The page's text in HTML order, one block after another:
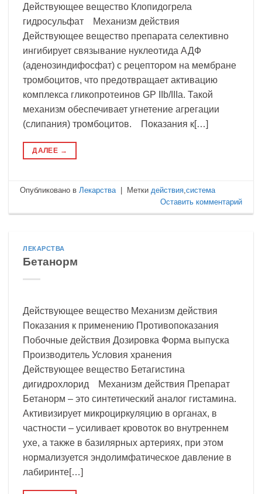
Действующее вещество Клопидогрела
гидросульфат Механизм действия
Действующее вещество препарата селективно
ингибирует связывание нуклеотида АДФ
(аденозиндифосфат) с рецептором на мембране
тромбоцитов, что предотвращает активацию
комплекса гликопротеинов GP IIb/IIIa. Такой
механизм обеспечивает угнетение агрегации
(слипания) тромбоцитов. Показания к[…]
ДАЛЕЕ →
Опубликовано вЛекарства Меткидействия,система
Оставить комментарий
ЛЕКАРСТВА
Бетанорм
Действующее вещество Механизм действия
Показания к применению Противопоказания
Побочные действия Дозировка Форма выпуска
Производитель Условия хранения
Действующее вещество Бетагистина
дигидрохлорид Механизм действия Препарат
Бетанорм – это синтетический аналог гистамина.
Активизирует микроциркуляцию в органах, в
частности – усиливает кровоток во внутреннем
ухе, а также в базилярных артериях, при этом
нормализуется эндолимфатическое давление в
лабиринте[…]